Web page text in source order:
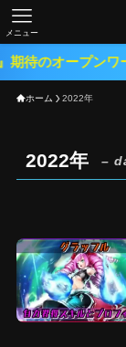
メニュー
ープンワールド
ホーム 2022年
2022年 –